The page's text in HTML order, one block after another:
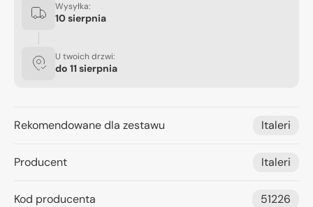
Wysyłka:
10 sierpnia
U twoich drzwi:
do 11 sierpnia
Rekomendowane dla zestawu Italeri
Producent Italeri
Kod producenta 51226